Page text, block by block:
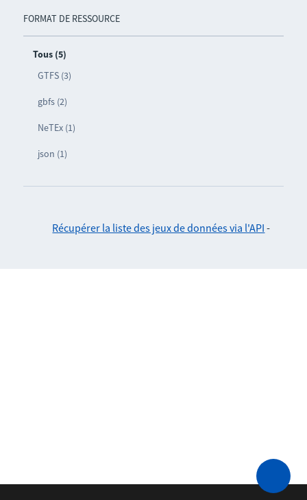
FORMAT DE RESSOURCE
Tous (5)
GTFS (3)
gbfs (2)
NeTEx (1)
json (1)
Récupérer la liste des jeux de données via l'API -